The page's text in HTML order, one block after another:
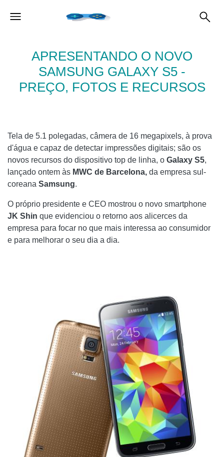
APRESENTANDO O NOVO
SAMSUNG GALAXY S5 -
PREÇO, FOTOS E RECURSOS
Tela de 5.1 polegadas, câmera de 16 megapixels, à prova
d'água e capaz de detectar impressões digitais; são os
novos recursos do dispositivo top de linha, o Galaxy S5,
lançado ontem às MWC de Barcelona, da empresa sul-
coreana Samsung.
O próprio presidente e CEO mostrou o novo smartphone
JK Shin que evidenciou o retorno aos alicerces da
empresa para focar no que mais interessa ao consumidor
e para melhorar o seu dia a dia.